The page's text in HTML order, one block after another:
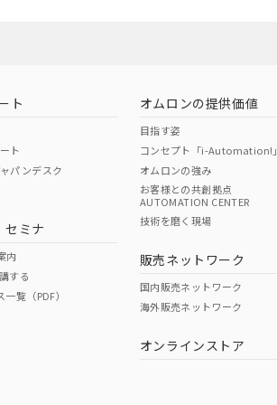
O O
ページへ
ください
ト
ト
パンデスク
セミナ
内
する
覧（PDF）
オムロンの提供価値
目指す姿
コンセプト「i-Automation!」
オムロンの強み
お客様との共創拠点
AUTOMATION CENTER
技術を磨く現場
販売ネットワーク
国内販売ネットワーク
海外販売ネットワーク
オンラインストア